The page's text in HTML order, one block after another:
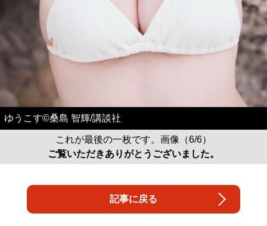
ゆうこす©桑島 智輝/講談社
これが最後の一枚です。画像（6/6）
ご覧いただきありがとうございました。
記事に戻る